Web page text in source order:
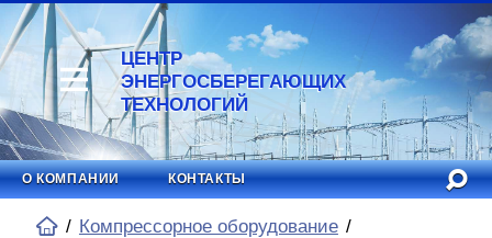
ЦЕНТР
ЭНЕРГОСБЕРЕГАЮЩИХ
ТЕХНОЛОГИЙ
О КОМПАНИИ КОНТАКТЫ
Компрессорное оборудование